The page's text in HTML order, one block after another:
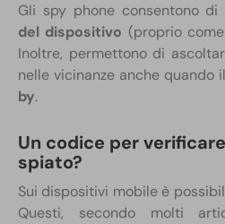
Gli spy phone consentono di
del dispositivo (proprio
Inoltre, permettono di
nelle vicinanze anche quando
by.
Un codice per
spiato?
Sui dispositivi mobile è
Questi, secondo molti